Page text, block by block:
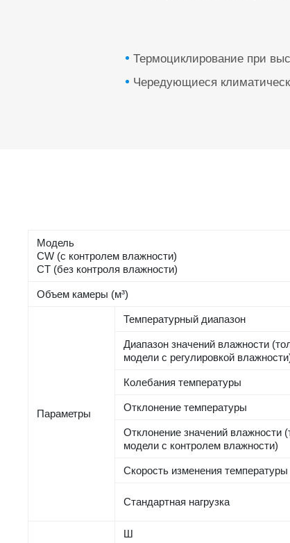
Термоциклирование при
Чередующиеся
Модель
CW (с контролем влажности)
CT (без контроля влажности)
Объем камеры (м³)
Параметры
Температурный диапазон
Диапазон значений влажности
модели с регулировкой
Колебания температуры
Отклонение температуры
Отклонение значений влажности
модели с контролем влажности)
Скорость изменения температуры
Стандартная нагрузка
Ш